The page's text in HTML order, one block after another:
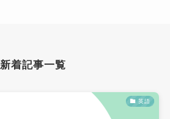
新着記事一覧
英語